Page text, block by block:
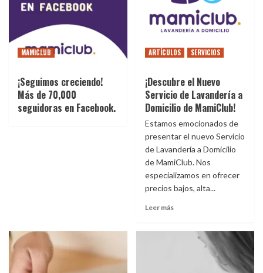
MAMICLUB
¡Seguimos creciendo!
Más de 70,000
seguidoras en Facebook.
ARTÍCULOS SERVICIOS
¡Descubre el Nuevo
Servicio de Lavandería a
Domicilio de MamiClub!
Estamos emocionados de
presentar el nuevo Servicio
de Lavandería a Domicilio
de MamiClub. Nos
especializamos en ofrecer
precios bajos, alta...
Leer más